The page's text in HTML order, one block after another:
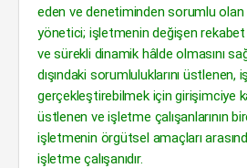
eden ve denetiminden sorumlu olan
yönetici; işletmenin değişen rekabet
ve sürekli dinamik hâlde olmasını
dışındaki sorumluluklarını üstlenen,
gerçekleştirebilmek için girişimciye
üstlenen ve işletme çalışanlarının
işletmenin örgütsel amaçları
işletme çalışanıdır.